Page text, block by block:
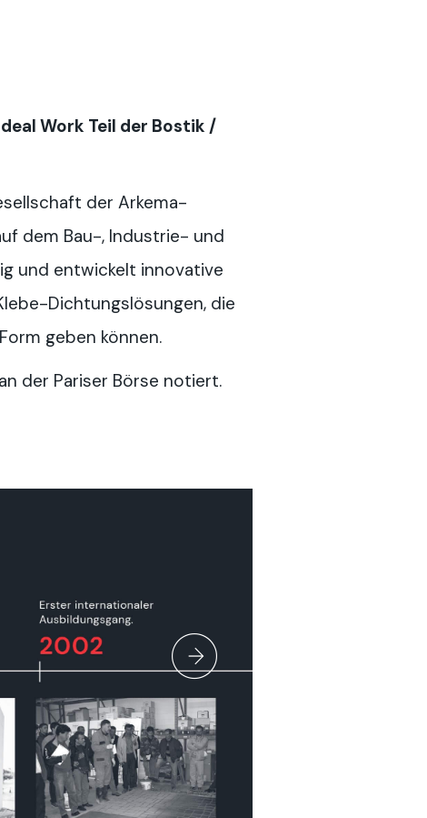
Work Teil der Bostik /
der Arkema-
dem Bau-, Industrie- und
und entwickelt innovative
Dichtungslösungen, die
geben können.
der Pariser Börse notiert.